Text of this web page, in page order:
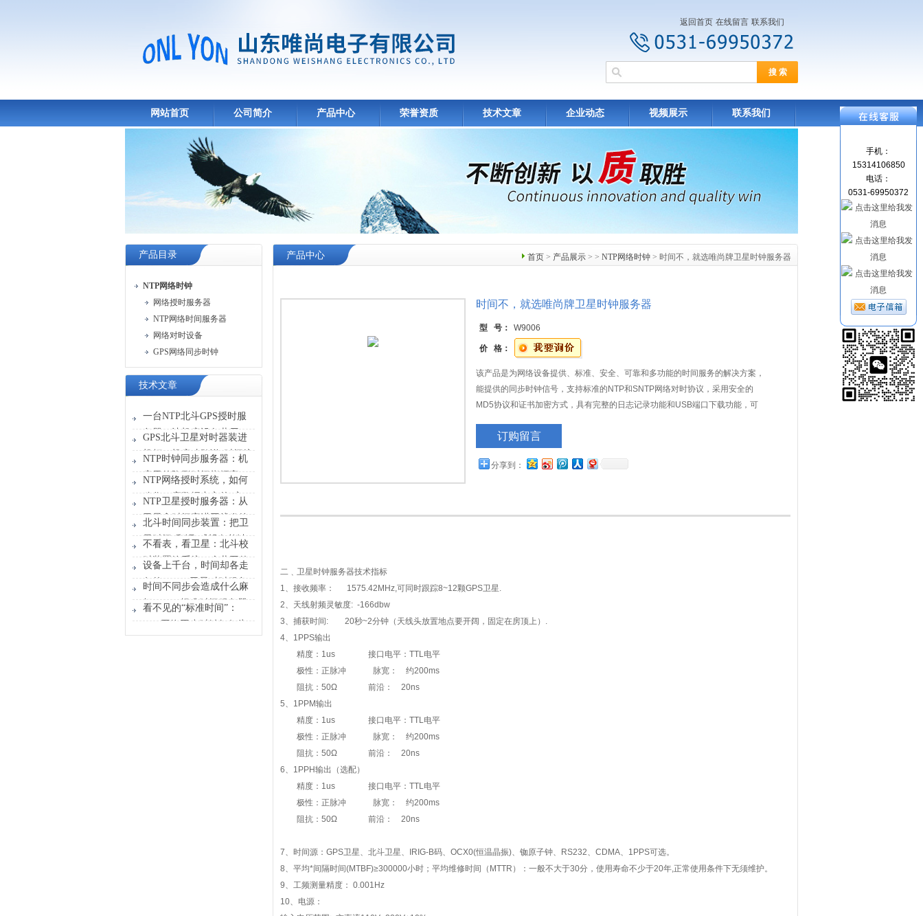
返回首页 在线留言 联系我们
网站首页 公司简介 产品中心 荣誉资质 技术文章 企业动态 视频展示 联系我们
产品目录
NTP网络时钟
网络授时服务器
NTP网络时间服务器
网络对时设备
GPS网络同步时钟
技术文章
一台NTP北斗GPS授时服
务器，让机房设备共用一
张“时刻表”
GPS北斗卫星对时器装进
机柜，机房才敢说“时间统
一”
NTP时钟同步服务器：机
房里的隐形时间指挥官
NTP网络授时系统，如何
稳住一座数据中心的“心
跳”？
NTP卫星授时服务器：从
卫星拿时间塞进网线发给
设备
北斗时间同步装置：把卫
星时间“翻译”成设备能读
懂的信号
不看表，看卫星：北斗校
时装置给系统一个共同的
时间原点
设备上千台，时间却各走
各的？GPS卫星对时服务
器能做什么？
时间不同步会造成什么麻
烦？GPS标准时间服务器
解决的不只是校时
看不见的“标准时间”：
GPS网络同步时钟如何为
首页 > 产品展示 > > NTP网络时钟 > 时间不，就选唯尚牌卫星时钟服务器
产品中心
时间不，就选唯尚牌卫星时钟服务器
型 号： W9006
价 格：
该产品是为网络设备提供、标准、安全、可靠和多功能的时间服务的解决方案，
能提供的同步时钟信号，支持标准的NTP和SNTP网络对时协议，采用安全的
MD5协议和证书加密方式，具有完整的日志记录功能和USB端口下载功能，可
报警信号等功能。
订购留言
分享到：
二﹑卫星时钟服务器技术指标
1、接收频率： 1575.42MHz,可同时跟踪8~12颗GPS卫星.
2、天线射频灵敏度: -166dbw
3、捕获时间: 20秒~2分钟（天线头放置地点要开阔，固定在房顶上）.
4、1PPS输出
精度：1us 接口电平：TTL电平
极性：正脉冲 脉宽： 约200ms
阻抗：50Ω 前沿： 20ns
5、1PPM输出
精度：1us 接口电平：TTL电平
极性：正脉冲 脉宽： 约200ms
阻抗：50Ω 前沿： 20ns
6、1PPH输出（选配）
精度：1us 接口电平：TTL电平
极性：正脉冲 脉宽： 约200ms
阻抗：50Ω 前沿： 20ns
7、时间源：GPS卫星、北斗卫星、IRIG-B码、OCX0(恒温晶振)、铷原子钟、RS232、CDMA、1PPS可选。
8、平均*间隔时间(MTBF)≥300000小时；平均维修时间（MTTR）：一般不大于30分，使用寿命不少于20年,正常使用条件下无须维护。
9、工频测量精度： 0.001Hz
10、电源：
手机：
15314106850
电话：
0531-69950372